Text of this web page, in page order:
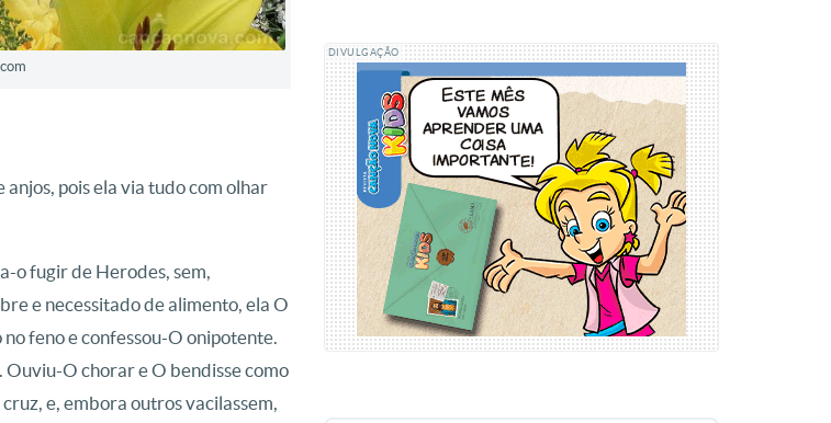
pois ela via tudo com olhar
o fugir de Herodes, sem,
e necessitado de alimento, ela O
feno e confessou-O onipotente.
O chorar e O bendisse como
e, embora outros vacilassem,
DIVULGAÇÃO